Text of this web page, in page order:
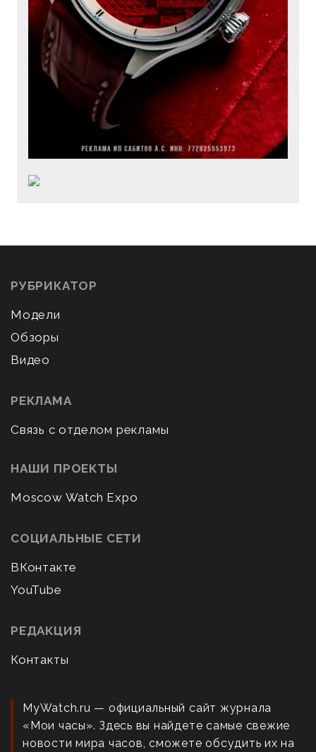
РУБРИКАТОР
Модели
Обзоры
Видео
РЕКЛАМА
Связь с отделом рекламы
НАШИ ПРОЕКТЫ
Moscow Watch Expo
СОЦИАЛЬНЫЕ СЕТИ
ВКонтакте
YouTube
РЕДАКЦИЯ
Контакты
MyWatch.ru — официальный сайт журнала
«Мои часы». Здесь вы найдете самые свежие
новости мира часов, сможете обсудить их на